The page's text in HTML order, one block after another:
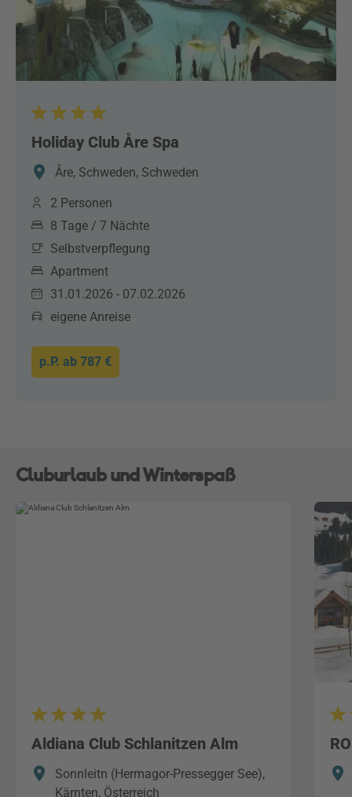
Holiday Club Åre Spa
Åre, Schweden, Schweden
2 Personen
8 Tage / 7 Nächte
Selbstverpflegung
Apartment
31.01.2026 - 07.02.2026
eigene Anreise
p.P. ab 787 €
Cluburlaub und Winterspaß
Aldiana Club Schlanitzen Alm
Sonnleitn (Hermagor-Pressegger See),
Kärnten, Österreich